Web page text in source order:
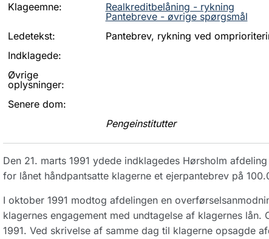
Klageemne:
Realkreditbelåning - rykning
Pantebreve - øvrige spørgsmål
Ledetekst:
Pantebrev, rykning ved
Indklagede:
Øvrige
oplysninger:
Senere dom:
Pengeinstitutter
Den 21. marts 1991 ydede indklagedes Hørsholm
for lånet håndpantsatte klagerne et ejerpantebrev på
I oktober 1991 modtog afdelingen en
klagernes engagement med undtagelse af klagernes
1991. Ved skrivelse af samme dag til klagerne opsagde